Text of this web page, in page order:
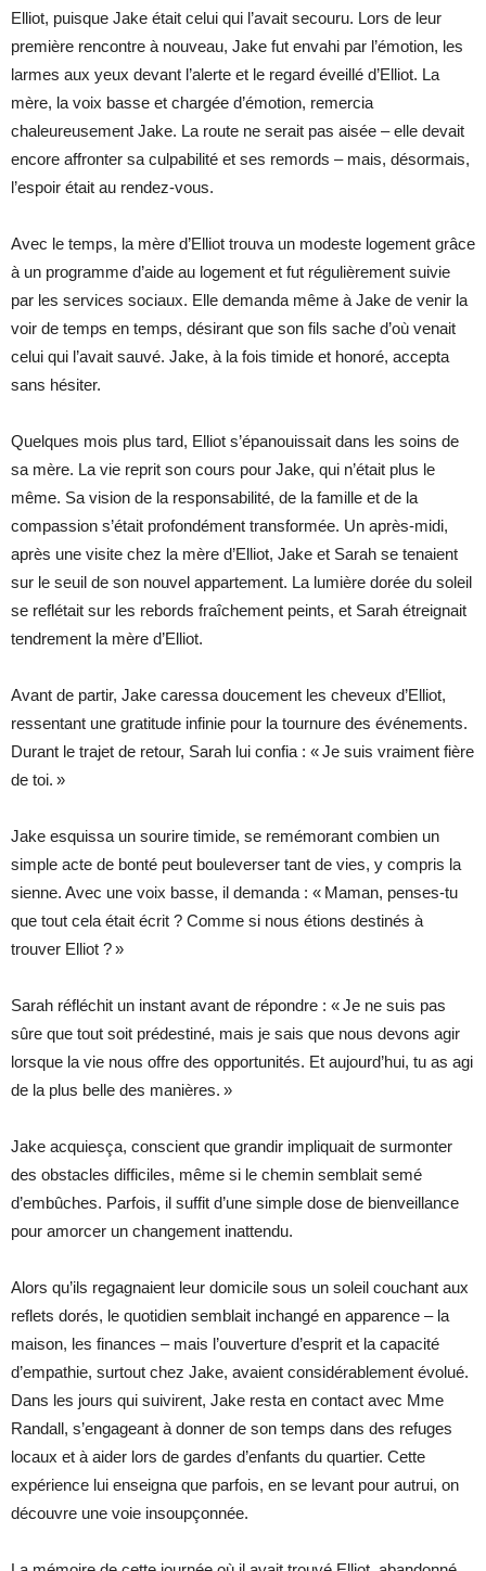
Elliot, puisque Jake était celui qui l’avait secouru. Lors de leur
première rencontre à nouveau, Jake fut envahi par l’émotion, les
larmes aux yeux devant l’alerte et le regard éveillé d’Elliot. La
mère, la voix basse et chargée d’émotion, remercia
chaleureusement Jake. La route ne serait pas aisée – elle devait
encore affronter sa culpabilité et ses remords – mais, désormais,
l’espoir était au rendez-vous.
Avec le temps, la mère d’Elliot trouva un modeste logement grâce
à un programme d’aide au logement et fut régulièrement suivie
par les services sociaux. Elle demanda même à Jake de venir la
voir de temps en temps, désirant que son fils sache d’où venait
celui qui l’avait sauvé. Jake, à la fois timide et honoré, accepta
sans hésiter.
Quelques mois plus tard, Elliot s’épanouissait dans les soins de
sa mère. La vie reprit son cours pour Jake, qui n’était plus le
même. Sa vision de la responsabilité, de la famille et de la
compassion s’était profondément transformée. Un après-midi,
après une visite chez la mère d’Elliot, Jake et Sarah se tenaient
sur le seuil de son nouvel appartement. La lumière dorée du soleil
se reflétait sur les rebords fraîchement peints, et Sarah étreignait
tendrement la mère d’Elliot.
Avant de partir, Jake caressa doucement les cheveux d’Elliot,
ressentant une gratitude infinie pour la tournure des événements.
Durant le trajet de retour, Sarah lui confia : « Je suis vraiment fière
de toi. »
Jake esquissa un sourire timide, se remémorant combien un
simple acte de bonté peut bouleverser tant de vies, y compris la
sienne. Avec une voix basse, il demanda : « Maman, penses-tu
que tout cela était écrit ? Comme si nous étions destinés à
trouver Elliot ? »
Sarah réfléchit un instant avant de répondre : « Je ne suis pas
sûre que tout soit prédestiné, mais je sais que nous devons agir
lorsque la vie nous offre des opportunités. Et aujourd’hui, tu as agi
de la plus belle des manières. »
Jake acquiesça, conscient que grandir impliquait de surmonter
des obstacles difficiles, même si le chemin semblait semé
d’embûches. Parfois, il suffit d’une simple dose de bienveillance
pour amorcer un changement inattendu.
Alors qu’ils regagnaient leur domicile sous un soleil couchant aux
reflets dorés, le quotidien semblait inchangé en apparence – la
maison, les finances – mais l’ouverture d’esprit et la capacité
d’empathie, surtout chez Jake, avaient considérablement évolué.
Dans les jours qui suivirent, Jake resta en contact avec Mme
Randall, s’engageant à donner de son temps dans des refuges
locaux et à aider lors de gardes d’enfants du quartier. Cette
expérience lui enseigna que parfois, en se levant pour autrui, on
découvre une voie insoupçonnée.